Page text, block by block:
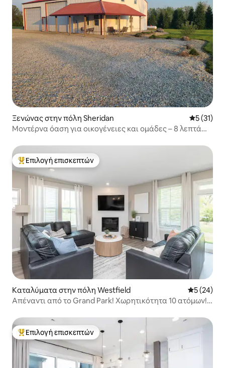
Ξενώνας στην πόλη Sheridan Μέση
5 (31)
Μοντέρνα όαση για οικογένειες και ομάδες – 8 λεπτά
Κορυφαία επιλογή επισκεπτών
Επιλογή επισκεπτών
Καταλύματα στην πόλη Westfield Μέση
5 (24)
Απέναντι από το Grand Park! Χωρητικότητα 10 ατόμων! 3
Κορυφαία επιλογή επισκεπτών
Επιλογή επισκεπτών